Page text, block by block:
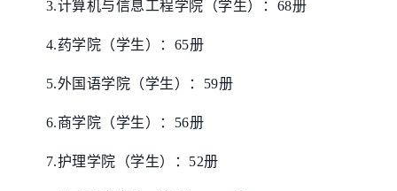
3.计算机与信息工程学院（学生）：68册
4.药学院（学生）：65册
5.外国语学院（学生）：59册
6.商学院（学生）：56册
7.护理学院（学生）：52册